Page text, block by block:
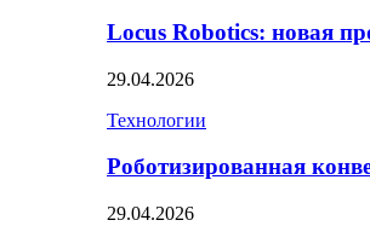
Locus Robotics: новая
29.04.2026
Технологии
Роботизированная
29.04.2026